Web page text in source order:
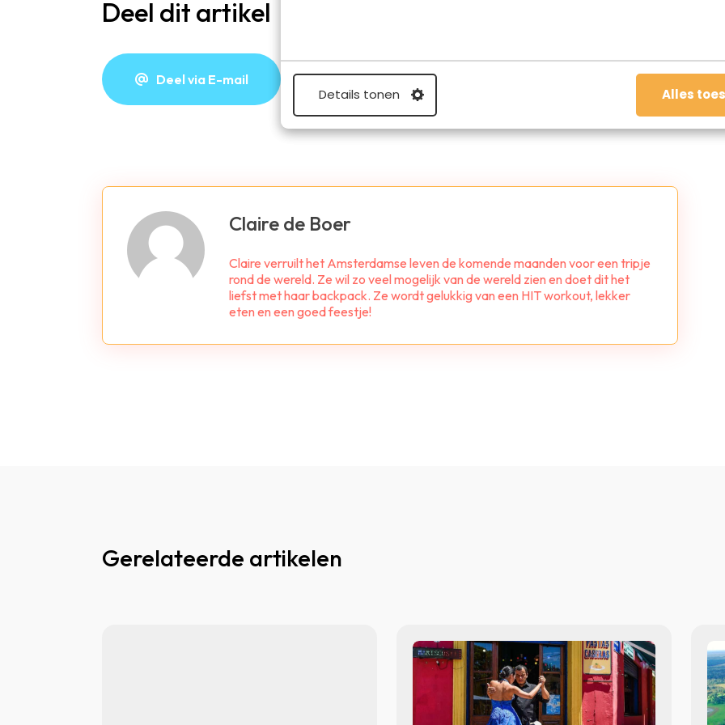
Details tonen Alles
Deel dit artikel
Deel via E-mail Deel op WhatsApp
Claire de Boer
Claire verruilt het Amsterdamse leven de komende maanden voor een tripje
rond de wereld. Ze wil zo veel mogelijk van de wereld zien en doet dit het
liefst met haar backpack. Ze wordt gelukkig van een HIT workout, lekker
eten en een goed feestje!
Gerelateerde artikelen